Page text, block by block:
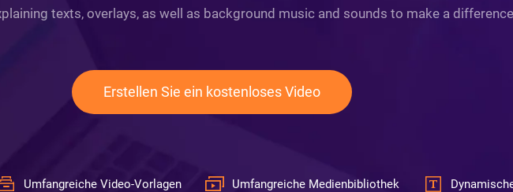
texts, overlays, as well as background music and sounds to make a
Erstellen Sie ein kostenloses Video
Umfangreiche Video-Vorlagen Umfangreiche Medienbibliothek